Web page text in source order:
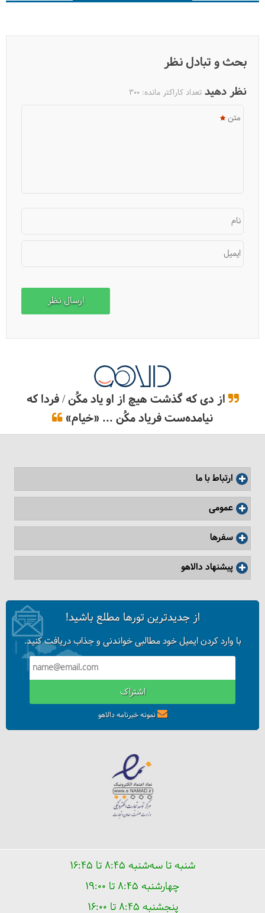
ملاقات با گودزیلا
زیارت حضرت مسیح در ژاپن!
بحث و تبادل نظر
نظر دهید تعداد کاراکتر مانده: 300
متن
نام
ایمیل
از دی که گذشت هیچ از او یاد مکُن / فردا که
نیامده‌ست فریاد مکُن ... «خیام»
ارتباط با ما
عمومی
سفرها
پیشنهاد دالاهو
از جدیدترین تورها مطلع باشید!
با وارد کردن ایمیل خود مطالبی خواندنی و جذاب دریافت کنید.
اشتراک
نمونه خبرنامه دالاهو
شنبه تا سه‌شنبه ۸:۴۵ تا ۱۶:۴۵
چهارشنبه ۸:۴۵ تا ۱۹:۰۰
پنجشنبه ۸:۴۵ تا ۱۶:۰۰